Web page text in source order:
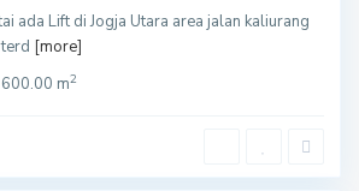
ada Lift di Jogja Utara area jalan kaliurang
[more]
600.00 m2